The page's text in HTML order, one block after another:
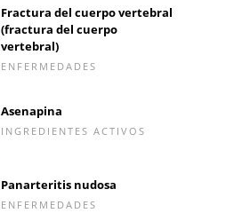
Fractura del cuerpo vertebral
(fractura del cuerpo
vertebral)
ENFERMEDADES
Asenapina
INGREDIENTES ACTIVOS
Panarteritis nudosa
ENFERMEDADES